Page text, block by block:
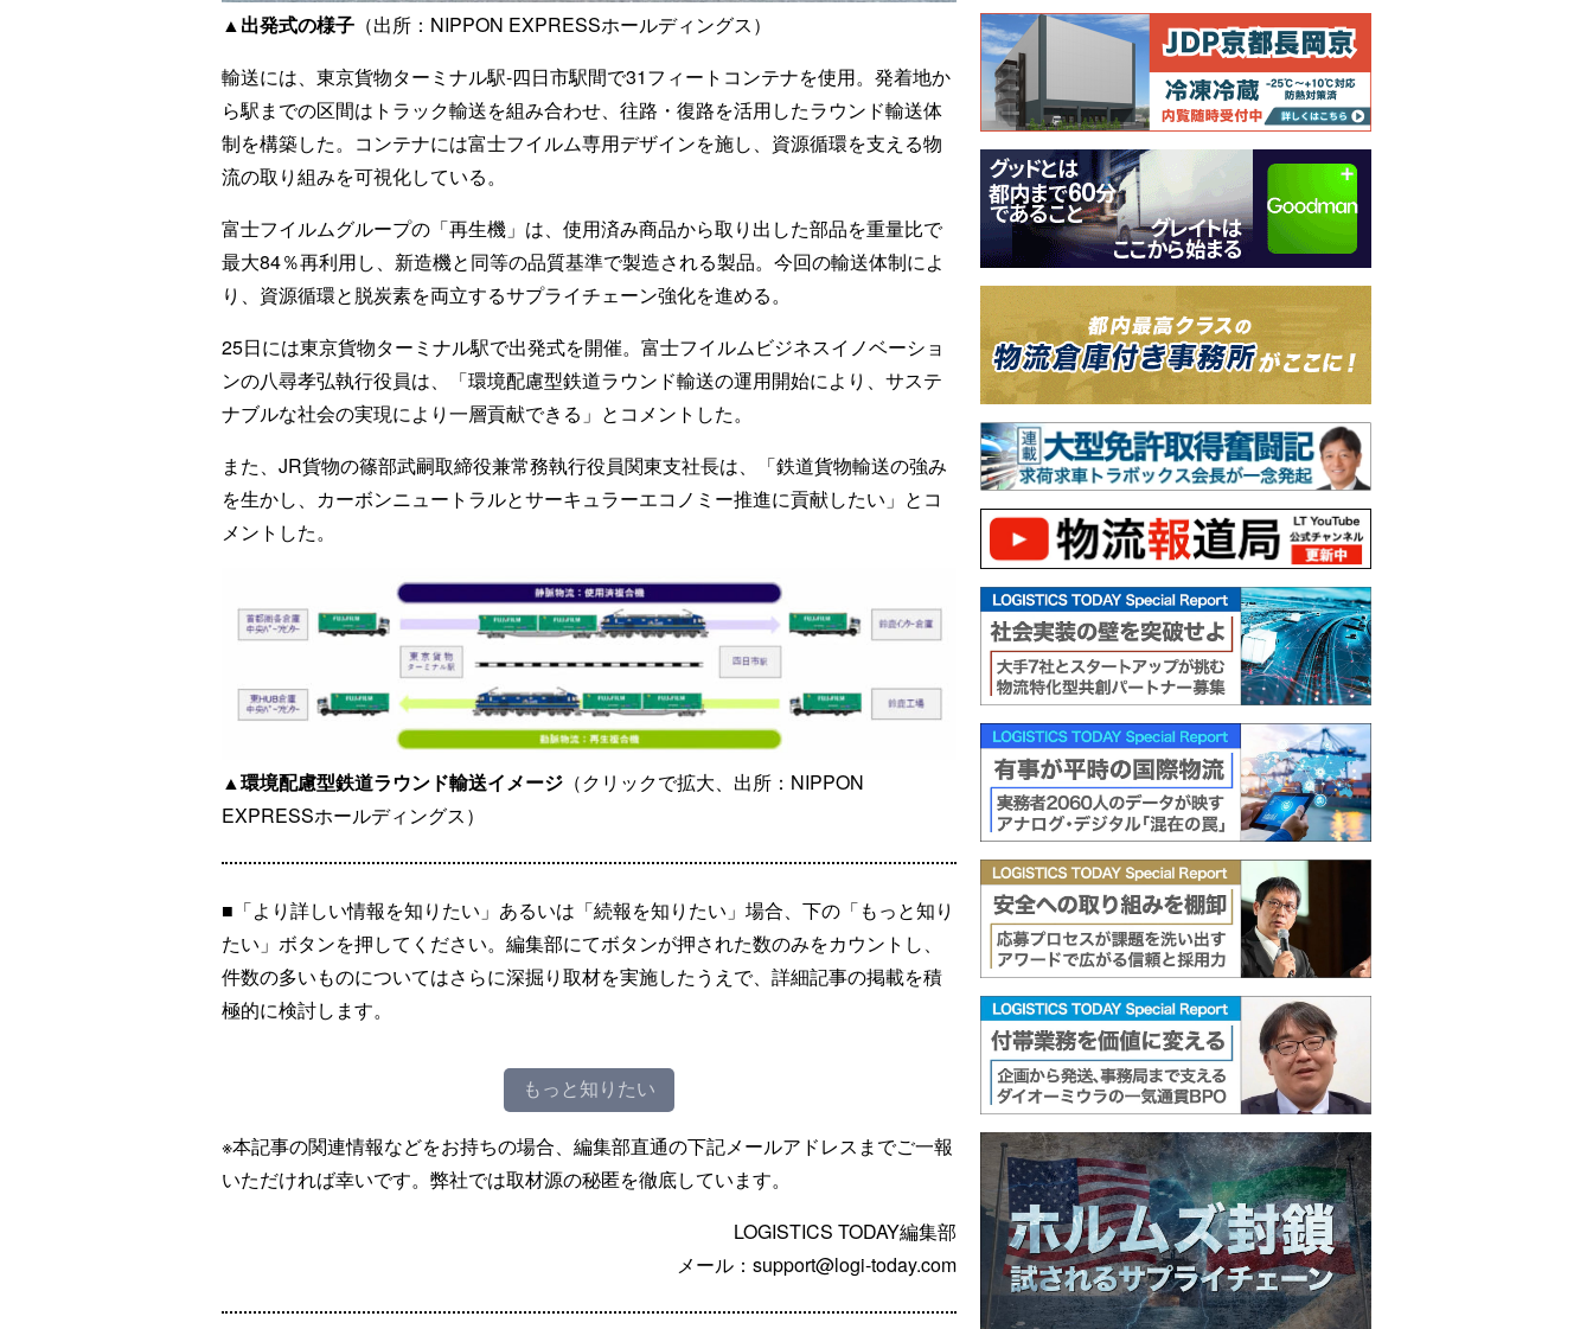
▲出発式の様子 （出所：NIPPON EXPRESSホールディングス）
輸送には、東京貨物ターミナル駅-四日市駅間で31フィートコンテナを使用。発着地か
ら駅までの区間はトラック輸送を組み合わせ、往路・復路を活用したラウンド輸送体
制を構築した。コンテナには富士フイルム専用デザインを施し、資源循環を支える物
流の取り組みを可視化している。
富士フイルムグループの「再生機」は、使用済み商品から取り出した部品を重量比で
最大84％再利用し、新造機と同等の品質基準で製造される製品。今回の輸送体制によ
り、資源循環と脱炭素を両立するサプライチェーン強化を進める。
25日には東京貨物ターミナル駅で出発式を開催。富士フイルムビジネスイノベーショ
ンの八尋孝弘執行役員は、「環境配慮型鉄道ラウンド輸送の運用開始により、サステ
ナブルな社会の実現により一層貢献できる」とコメントした。
また、JR貨物の篠部武嗣取締役兼常務執行役員関東支社長は、「鉄道貨物輸送の強み
を生かし、カーボンニュートラルとサーキュラーエコノミー推進に貢献したい」とコ
メントした。
▲環境配慮型鉄道ラウンド輸送イメージ （クリックで拡大、出所：NIPPON
EXPRESSホールディングス）
■「より詳しい情報を知りたい」あるいは「続報を知りたい」場合、下の「もっと知り
たい」ボタンを押してください。編集部にてボタンが押された数のみをカウントし、
件数の多いものについてはさらに深掘り取材を実施したうえで、詳細記事の掲載を積
極的に検討します。
もっと知りたい
※本記事の関連情報などをお持ちの場合、編集部直通の下記メールアドレスまでご一報
いただければ幸いです。弊社では取材源の秘匿を徹底しています。
LOGISTICS TODAY編集部
メール：support@logi-today.com